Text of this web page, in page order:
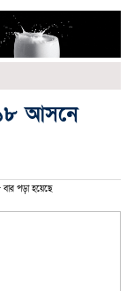
১৮ আসনে
পড়া হয়েছে